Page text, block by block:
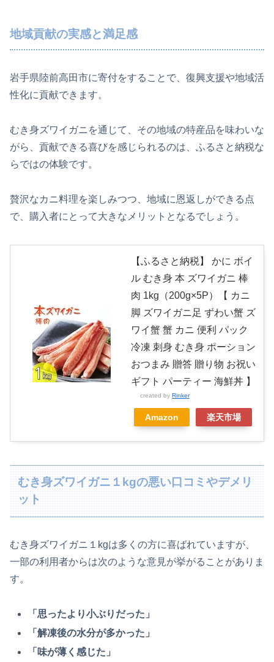
地域貢献の実感と満足感
岩手県陸前高田市に寄付をすることで、復興支援や地域活
性化に貢献できます。
むき身ズワイガニを通じて、その地域の特産品を味わいな
がら、貢献できる喜びを感じられるのは、ふるさと納税な
らではの体験です。
贅沢なカニ料理を楽しみつつ、地域に恩返しができる点
で、購入者にとって大きなメリットとなるでしょう。
【ふるさと納税】 かに ボイ
ル むき身 本 ズワイガニ 棒
肉 1kg（200g×5P）【 カニ
脚 ズワイガニ足 ずわい蟹 ズ
ワイ蟹 蟹 カニ 便利 パック
冷凍 刺身 むき身 ポーション
おつまみ 贈答 贈り物 お祝い
ギフト パーティー 海鮮丼 】
created by Rinker
Amazon 楽天市場
むき身ズワイガニ１kgの悪い口コミやデメリ
ット
むき身ズワイガニ１kgは多くの方に喜ばれていますが、
一部の利用者からは次のような意見が挙がることがありま
す。
「思ったより小ぶりだった」
「解凍後の水分が多かった」
「味が薄く感じた」